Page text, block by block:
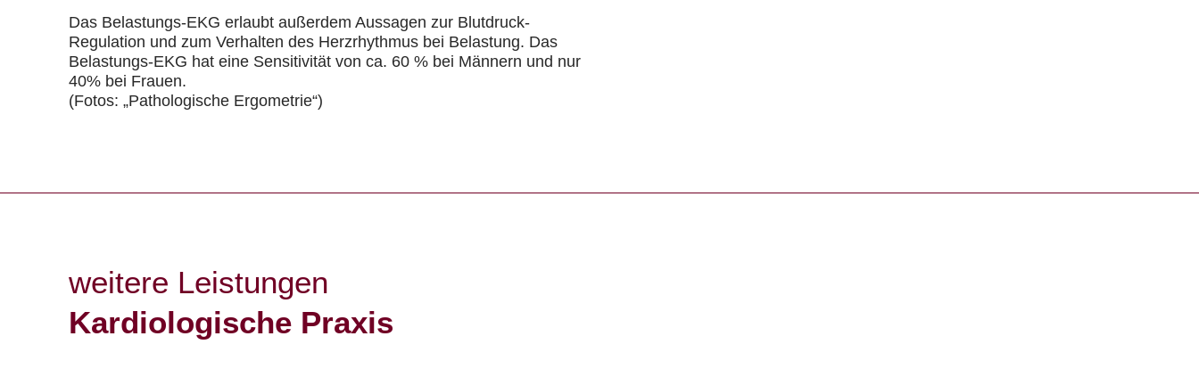
Das Belastungs-EKG erlaubt außerdem Aussagen zur Blutdruck-
Regulation und zum Verhalten des Herzrhythmus bei Belastung. Das
Belastungs-EKG hat eine Sensitivität von ca. 60 % bei Männern und nur
40% bei Frauen.
(Fotos: „Pathologische Ergometrie“)
weitere Leistungen
Kardiologische Praxis